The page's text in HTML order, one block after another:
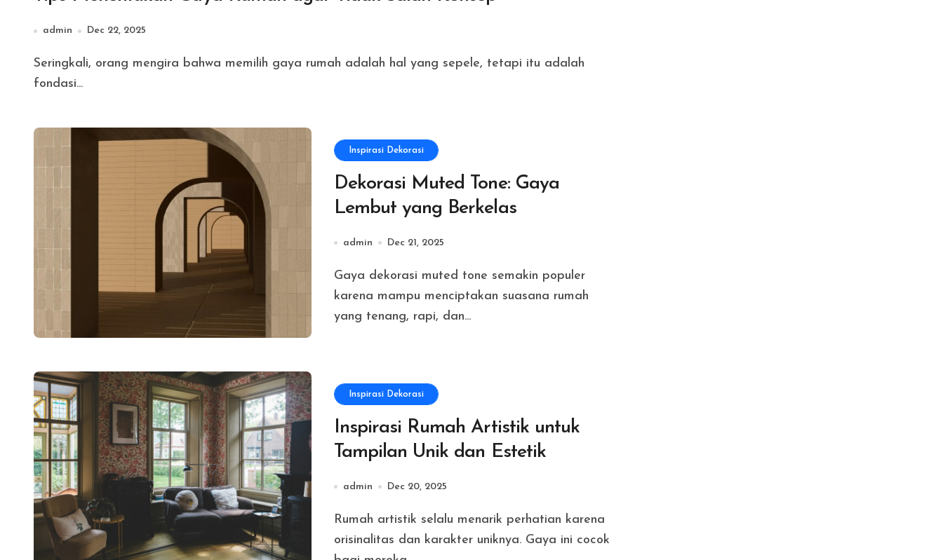
admin Dec 22, 2025
Seringkali, orang mengira bahwa memilih gaya rumah adalah hal yang sepele, tetapi itu adalah
fondasi...
Inspirasi Dekorasi
Dekorasi Muted Tone: Gaya
Lembut yang Berkelas
admin Dec 21, 2025
Gaya dekorasi muted tone semakin populer
karena mampu menciptakan suasana rumah
yang tenang, rapi, dan...
Inspirasi Dekorasi
Inspirasi Rumah Artistik untuk
Tampilan Unik dan Estetik
admin Dec 20, 2025
Rumah artistik selalu menarik perhatian karena
orisinalitas dan karakter uniknya. Gaya ini cocok